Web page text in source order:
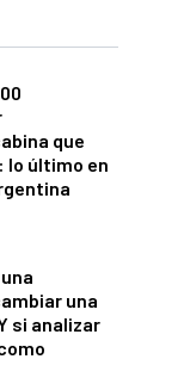
que
lo último en
una
si analizar